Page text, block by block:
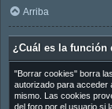
Arriba
¿Cuál es la función
"Borrar cookies" borra
autorizado para acceder
mismo. Las cookies
del foro por el usuario si